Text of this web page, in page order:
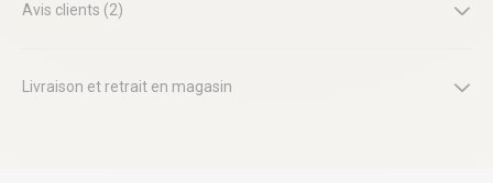
Avis clients (2)
Livraison et retrait en magasin